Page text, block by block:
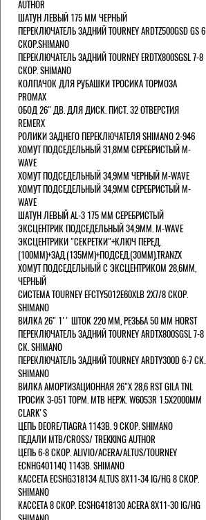
AUTHOR
ШАТУН ЛЕВЫЙ 175 ММ ЧЕРНЫЙ
ПЕРЕКЛЮЧАТЕЛЬ ЗАДНИЙ TOURNEY ARDTZ500GSD GS 6
СКОР.SHIMANO
ПЕРЕКЛЮЧАТЕЛЬ ЗАДНИЙ TOURNEY ERDTX800SGSL 7-8
СКОР. SHIMANO
КОЛПАЧОК ДЛЯ РУБАШКИ ТРОСИКА ТОРМОЗА
PROMAX
ОБОД 26" ДВ. ДЛЯ ДИСК. ПИСТ. 32 ОТВЕРСТИЯ
REMERX
РОЛИКИ ЗАДНЕГО ПЕРЕКЛЮЧАТЕЛЯ SHIMANO 2-946
ХОМУТ ПОДСЕДЕЛЬНЫЙ 31,8ММ СЕРЕБРИСТЫЙ M-
WAVE
ХОМУТ ПОДСЕДЕЛЬНЫЙ 34,9ММ ЧЕРНЫЙ M-WAVE
ХОМУТ ПОДСЕДЕЛЬНЫЙ 34,9ММ СЕРЕБРИСТЫЙ M-
WAVE
ШАТУН ЛЕВЫЙ AL-3 175 ММ СЕРЕБРИСТЫЙ
ЭКСЦЕНТРИК ПОДСЕДЕЛЬНЫЙ 34,9ММ. M-WAVE
ЭКСЦЕНТРИКИ "СЕКРЕТКИ"+КЛЮЧ ПЕРЕД.
(100ММ)+ЗАД.(135ММ)+ПОДСЕД.(30ММ).TRANZX
ХОМУТ ПОДСЕДЕЛЬНЫЙ С ЭКСЦЕНТРИКОМ 28,6ММ,
ЧЕРНЫЙ
СИСТЕМА TOURNEY EFCTY5012E60XLB 2X7/8 СКОР.
SHIMANO
ВИЛКА 26" 1'' ШТОК 220 ММ, РЕЗЬБА 50 ММ HORST
ПЕРЕКЛЮЧАТЕЛЬ ЗАДНИЙ TOURNEY ARDTX800SGSL 7-8
СК. SHIMANO
ПЕРЕКЛЮЧАТЕЛЬ ЗАДНИЙ TOURNEY ARDTY300D 6-7 СК.
SHIMANO
ВИЛКА АМОРТИЗАЦИОННАЯ 26"Х 28,6 RST GILA TNL
ТРОСИК 3-051 ТОРМ. MTB НЕРЖ. W6053R 1.5Х2000ММ
СLARK'S
ЦЕПЬ DEORE/TIAGRA 114ЗВ. 9 СКОР. SHIMANO
ПЕДАЛИ MTB/CROSS/ TREKKING AUTHOR
ЦЕПЬ 6-8 СКОР. ALIVIO/ACERA/ALTUS/TOURNEY
ECNHG40114Q 114ЗВ. SHIMANO
КАССЕТА ECSHG318134 ALTUS 8Х11-34 IG/HG 8 СКОР.
SHIMANO
КАССЕТА 8 СКОР. ECSHG418130 ACERA 8Х11-30 IG/HG